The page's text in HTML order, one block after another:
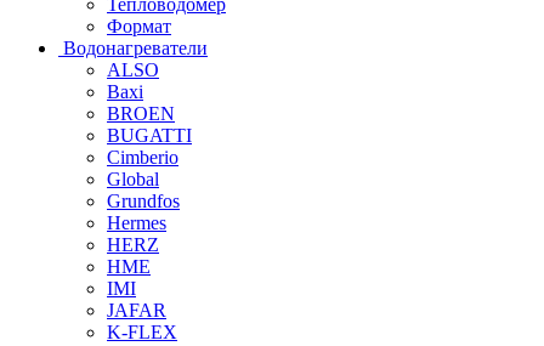
Формат
Водонагреватели
ALSO
Baxi
BROEN
BUGATTI
Cimberio
Global
Grundfos
Hermes
HERZ
HME
IMI
JAFAR
K-FLEX